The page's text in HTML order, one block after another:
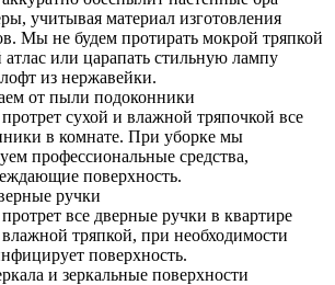
учитывая материал изготовления
Мы не будем протирать мокрой тряпкой
или царапать стильную лампу
из нержавейки.
от пыли подоконники
сухой и влажной тряпочкой все
в комнате. При уборке мы
профессиональные средства,
поверхность.
ручки
все дверные ручки в квартире
тряпкой, при необходимости
поверхность.
и зеркальные поверхности